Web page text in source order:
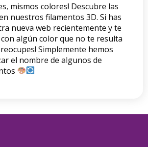
mismos colores! Descubre las
nuestros filamentos 3D. Si has
nueva web recientemente y te
algún color que no te resulta
Simplemente hemos
el nombre de algunos de